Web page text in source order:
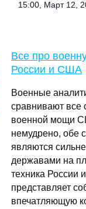
15:00, Март 12,
Все про
России и США
Военные
сравнивают все
военной мощи
немудрено, обе
являются
державами на
техника России
представляет
впечатляющую